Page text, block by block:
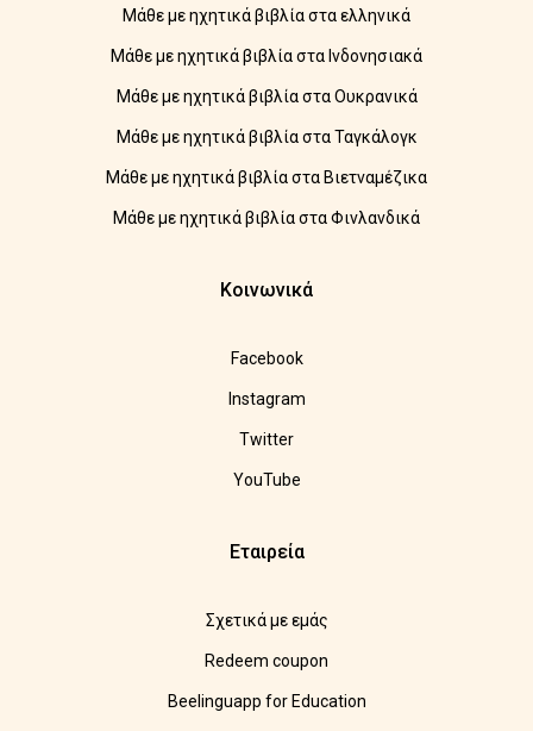
Μάθε με ηχητικά βιβλία στα ελληνικά
Μάθε με ηχητικά βιβλία στα Ινδονησιακά
Μάθε με ηχητικά βιβλία στα Ουκρανικά
Μάθε με ηχητικά βιβλία στα Ταγκάλογκ
Μάθε με ηχητικά βιβλία στα Βιετναμέζικα
Μάθε με ηχητικά βιβλία στα Φινλανδικά
Κοινωνικά
Facebook
Instagram
Twitter
YouTube
Εταιρεία
Σχετικά με εμάς
Redeem coupon
Beelinguapp for Education